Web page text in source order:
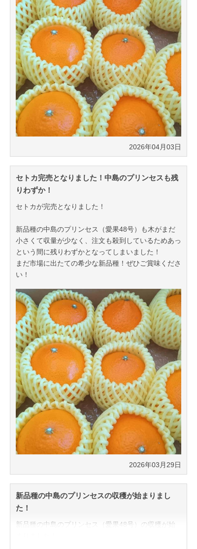
2026年04月03日
セトカ完売となりました！中島のプリンセスも残
りわずか！
セトカが完売となりました！
新品種の中島のプリンセス（愛果48号）も木がまだ
小さくて収量が少なく、注文も殺到しているためあっ
という間に残りわずかとなってしまいました！
まだ市場に出たての希少な新品種！ぜひご賞味くださ
い！
2026年03月29日
新品種の中島のプリンセスの収穫が始まりまし
た！
新品種の中島のプリンセス（愛果48号）の収穫が始